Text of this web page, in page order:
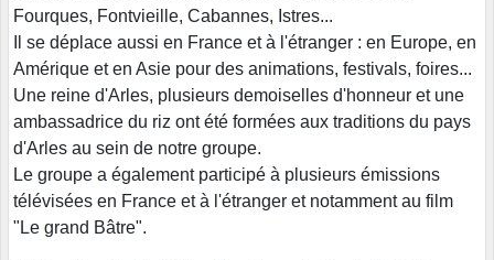
Fourques, Fontvieille, Cabannes, Istres...
Il se déplace aussi en France et à l'étranger : en Europe, en
Amérique et en Asie pour des animations, festivals, foires...
Une reine d'Arles, plusieurs demoiselles d'honneur et une
ambassadrice du riz ont été formées aux traditions du pays
d'Arles au sein de notre groupe.
Le groupe a également participé à plusieurs émissions
télévisées en France et à l'étranger et notamment au film
"Le grand Bâtre".